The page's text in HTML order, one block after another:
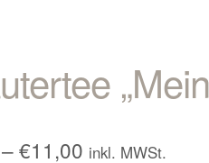
–€11,00Preisspanne:
inkl. MWSt.